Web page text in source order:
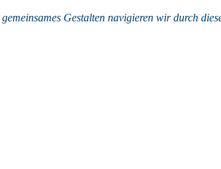
Gestalten navigieren wir durch